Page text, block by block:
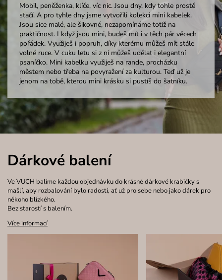
Mobil, peněženka, klíče, víc nic. Jsou dny, kdy tohle prostě
stačí. A pro tyhle dny jsme vytvořili kolekci mini kabelek.
Jsou sice malé, ale šikovné, nezapomínáme totiž na
praktičnost. I když jsou mini, budeš mít i v těch pár věcech
pořádek. Využiješ i popruh, díky kterému můžeš mít stále
volné ruce. V cuku letu si z ní můžeš udělat i elegantní
psaníčko. Mini kabelku využiješ na rande, procházku
městem nebo třeba na povyražení za kulturou. Teď už je
jenom na tobě, kterou mini krásku si pustíš do šatníku.
Dárkové balení
Ve VUCH balíme každou objednávku do krásné dárkové krabičky s
mašlí, aby rozbalování bylo radostí, ať už pro sebe nebo jako dárek pro
někoho blízkého.
Bez starostí s balením.
Více informací